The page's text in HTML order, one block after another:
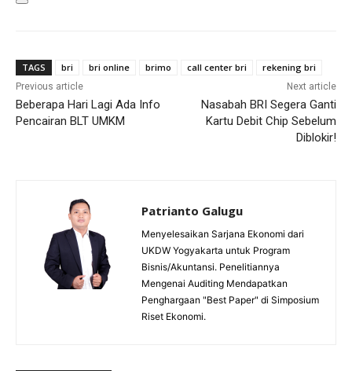
TAGS bri bri online brimo call center bri rekening bri
Previous article
Beberapa Hari Lagi Ada Info
Pencairan BLT UMKM
Next article
Nasabah BRI Segera Ganti
Kartu Debit Chip Sebelum
Diblokir!
Patrianto Galugu
Menyelesaikan Sarjana Ekonomi dari
UKDW Yogyakarta untuk Program
Bisnis/Akuntansi. Penelitiannya
Mengenai Auditing Mendapatkan
Penghargaan "Best Paper" di Simposium
Riset Ekonomi.